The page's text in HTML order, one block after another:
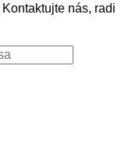
Kontaktujte nás, radi